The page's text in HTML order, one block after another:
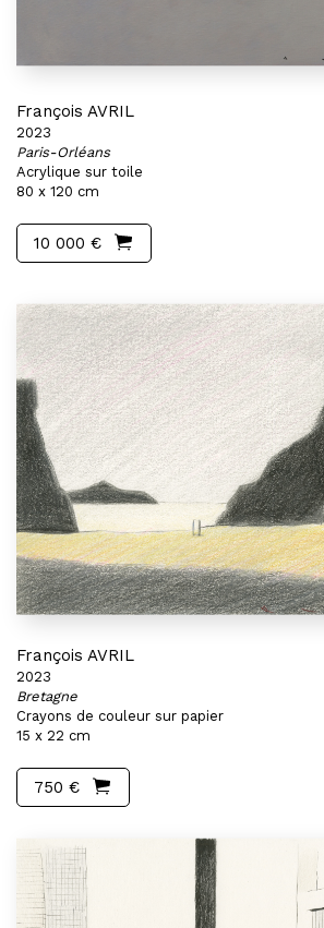
François AVRIL
2023
Paris-Orléans
Acrylique sur toile
80 x 120 cm
10 000 €
François AVRIL
2023
Bretagne
Crayons de couleur sur papier
15 x 22 cm
750 €